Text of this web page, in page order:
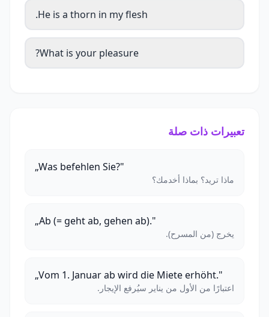
He is a thorn in my flesh.
What is your pleasure?
تعبيرات ذات صلة
„Was befehlen Sie?"
ماذا تريد؟ بماذا أخدمك؟
„Ab (= geht ab, gehen ab)."
يخرج (من المسرح).
„Vom 1. Januar ab wird die Miete erhöht."
اعتبارًا من الأول من يناير سيُرفع الإيجار.